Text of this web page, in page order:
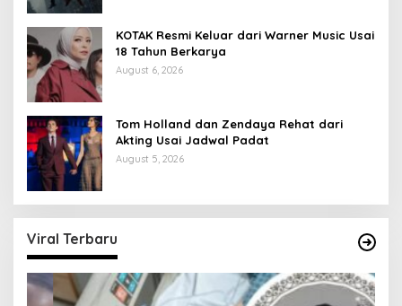
KOTAK Resmi Keluar dari Warner Music Usai
18 Tahun Berkarya
August 6, 2026
Tom Holland dan Zendaya Rehat dari
Akting Usai Jadwal Padat
August 5, 2026
Viral Terbaru